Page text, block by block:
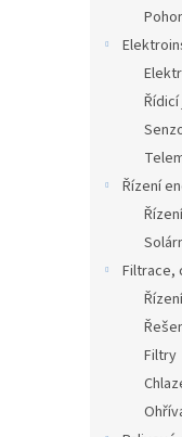
Řízení
Filtrace,
Filtry